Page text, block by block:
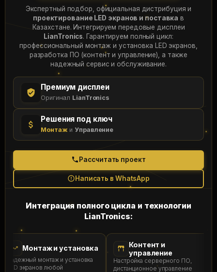
Экспертный подбор, официальная дистрибуция и
проектирование LED экранов и поставка в
Казахстане. Интегрируем передовые дисплеи
LianTronics. Гарантируем полный цикл:
профессиональный монтаж и установка LED экранов,
разработка ПО (контент и управление), а также
надежный сервис и обслуживание.
Премиум дисплеи
Оригинал LianTronics
Решения под ключ
Монтаж и Управление
Рассчитать проект
Написать в WhatsApp
Интеграция полного цикла и технологии
LianTronics:
Монтаж и установка
Надежный монтаж и установка
LED экранов любой
Контент и
управление
Настройка серверного ПО,
дистанционное управление